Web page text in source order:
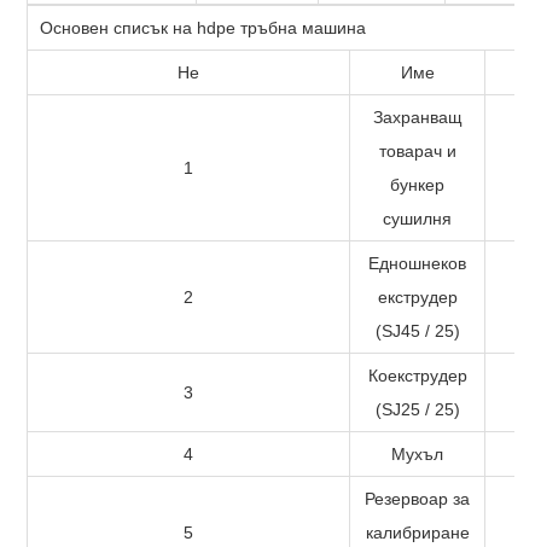
Основен списък на hdpe тръбна машина
Не Име
1
Захранващ
товарач и
бункер
сушилня
2
Едношнеков
екструдер
(SJ45 / 25)
3
Коекструдер
(SJ25 / 25)
4 Мухъл
5
Резервоар за
калибриране